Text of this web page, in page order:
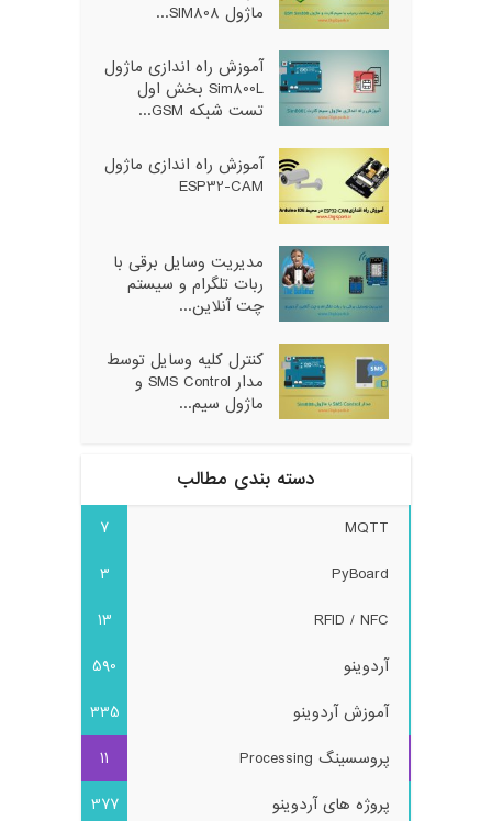
ماژول SIM808...
آموزش راه اندازی ماژول
Sim800L بخش اول
تست شبکه GSM...
آموزش راه اندازی ماژول
ESP32-CAM
مدیریت وسایل برقی با
ربات تلگرام و سیستم
چت آنلاین...
کنترل کلیه وسایل توسط
مدار SMS Control و
ماژول سیم...
دسته بندی مطالب
MQTT
7
PyBoard
3
RFID / NFC
13
آردوینو
590
آموزش آردوینو
335
پروسسینگ Processing
11
پروژه های آردوینو
377